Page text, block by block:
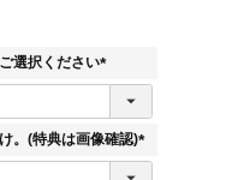
選択ください
(
須
。(特典は画像確認)
(